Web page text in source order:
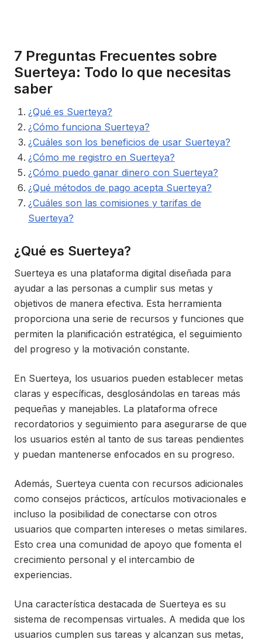
7 Preguntas Frecuentes sobre
Suerteya: Todo lo que necesitas
saber
¿Qué es Suerteya?
¿Cómo funciona Suerteya?
¿Cuáles son los beneficios de usar Suerteya?
¿Cómo me registro en Suerteya?
¿Cómo puedo ganar dinero con Suerteya?
¿Qué métodos de pago acepta Suerteya?
¿Cuáles son las comisiones y tarifas de
Suerteya?
¿Qué es Suerteya?
Suerteya es una plataforma digital diseñada para
ayudar a las personas a cumplir sus metas y
objetivos de manera efectiva. Esta herramienta
proporciona una serie de recursos y funciones que
permiten la planificación estratégica, el seguimiento
del progreso y la motivación constante.
En Suerteya, los usuarios pueden establecer metas
claras y específicas, desglosándolas en tareas más
pequeñas y manejables. La plataforma ofrece
recordatorios y seguimiento para asegurarse de que
los usuarios estén al tanto de sus tareas pendientes
y puedan mantenerse enfocados en su progreso.
Además, Suerteya cuenta con recursos adicionales
como consejos prácticos, artículos motivacionales e
incluso la posibilidad de conectarse con otros
usuarios que comparten intereses o metas similares.
Esto crea una comunidad de apoyo que fomenta el
crecimiento personal y el intercambio de
experiencias.
Una característica destacada de Suerteya es su
sistema de recompensas virtuales. A medida que los
usuarios cumplen sus tareas y alcanzan sus metas,